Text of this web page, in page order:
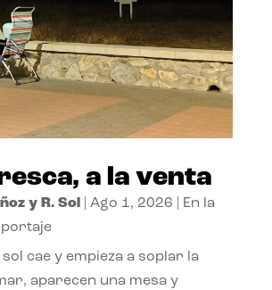
a la venta
y R. Sol| Ago 1, 2026
En la
cae y empieza a soplar la
aparecen una mesa y